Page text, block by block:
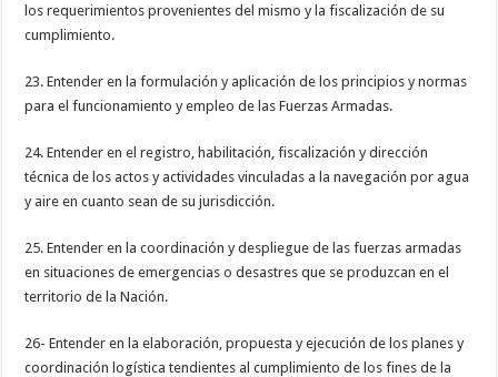
los requerimientos provenientes del mismo y la fiscalización de su
cumplimiento.
23. Entender en la formulación y aplicación de los principios y normas
para el funcionamiento y empleo de las Fuerzas Armadas.
24. Entender en el registro, habilitación, fiscalización y dirección
técnica de los actos y actividades vinculadas a la navegación por agua
y aire en cuanto sean de su jurisdicción.
25. Entender en la coordinación y despliegue de las fuerzas armadas
en situaciones de emergencias o desastres que se produzcan en el
territorio de la Nación.
26- Entender en la elaboración, propuesta y ejecución de los planes y
coordinación logística tendientes al cumplimiento de los fines de la